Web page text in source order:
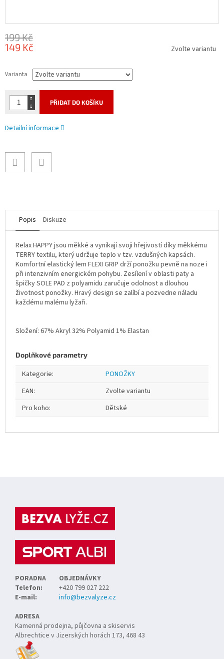
199 Kč
149 Kč
cena:
Zvolte variantu
Varianta
PŘIDAT DO KOŠÍKU
Detailní informace
Popis Diskuze
Relax HAPPY jsou měkké a vynikají svoji hřejivostí díky měkkému
TERRY textilu, který udržuje teplo v tzv. vzdušných kapsách.
Komfortní elastický lem FLEXI GRIP drží ponožku pevně na noze i
při intenzivním energickém pohybu. Zesílení v oblasti paty a
špičky SOLE PAD z polyamidu zaručuje odolnost a dlouhou
životnost ponožky. Hravý design se zalíbí a pozvedne náladu
každému malému lyžaři.
Složení: 67% Akryl 32% Polyamid 1% Elastan
Doplňkové parametry
Kategorie:
PONOŽKY
EAN:
Zvolte variantu
Pro koho: Dětské
PORADNA
OBJEDNÁVKY
Telefon:
+420 799 027 222
E-mail:
info@bezvalyze.cz
ADRESA
Kamenná prodejna, půjčovna a skiservis
Albrechtice v Jizerských horách 173, 468 43